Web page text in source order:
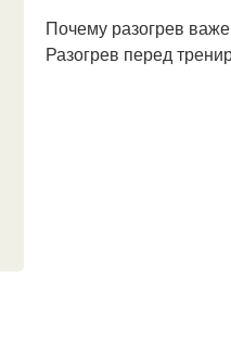
Почему разогрев
Разогрев перед